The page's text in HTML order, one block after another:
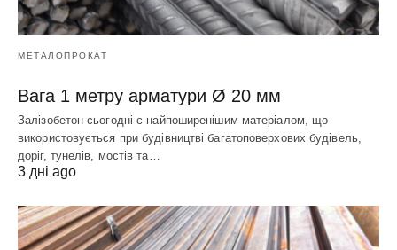
МЕТАЛОПРОКАТ
Вага 1 метру арматури Ø 20 мм
Залізобетон сьогодні є найпоширенішим матеріалом, що
використовується при будівництві багатоповерхових будівель,
доріг, тунелів, мостів та…
3 дні ago